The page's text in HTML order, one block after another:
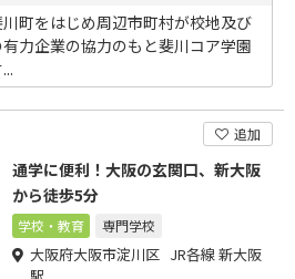
町をはじめ周辺市町村が校地及び
力企業の協力のもと斐川コア学園
追加
通学に便利！大阪の玄関口、新大阪
から徒歩5分
学校・教育 専門学校
大阪府大阪市淀川区 JR各線 新大阪